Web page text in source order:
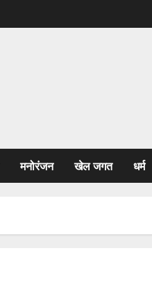
मनोरंजन खेल जगत धर्म